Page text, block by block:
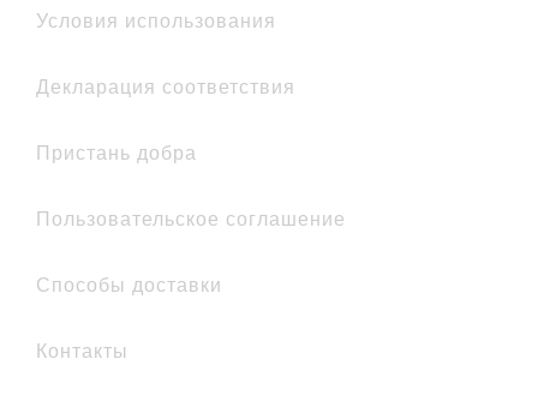
условия использования
декларация соответствия
Пристань добра
Пользовательское соглашение
Способы доставки
Контакты